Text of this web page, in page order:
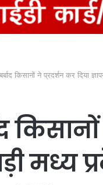
किसानों ने प्रदर्शन कर दिया
मध्य